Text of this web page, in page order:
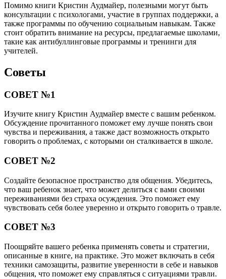
Помимо книги Кристин Аудмайер, полезными могут быть
консультации с психологами, участие в группах поддержки, а
также программы по обучению социальным навыкам. Также
стоит обратить внимание на ресурсы, предлагаемые школами,
такие как антибуллинговые программы и тренинги для
учителей.
Советы
СОВЕТ №1
Изучите книгу Кристин Аудмайер вместе с вашим ребенком.
Обсуждение прочитанного поможет ему лучше понять свои
чувства и переживания, а также даст возможность открыто
говорить о проблемах, с которыми он сталкивается в школе.
СОВЕТ №2
Создайте безопасное пространство для общения. Убедитесь,
что ваш ребенок знает, что может делиться с вами своими
переживаниями без страха осуждения. Это поможет ему
чувствовать себя более уверенно и открыто говорить о травле.
СОВЕТ №3
Поощряйте вашего ребенка применять советы и стратегии,
описанные в книге, на практике. Это может включать в себя
техники самозащиты, развитие уверенности в себе и навыков
общения, что поможет ему справляться с ситуациями травли.